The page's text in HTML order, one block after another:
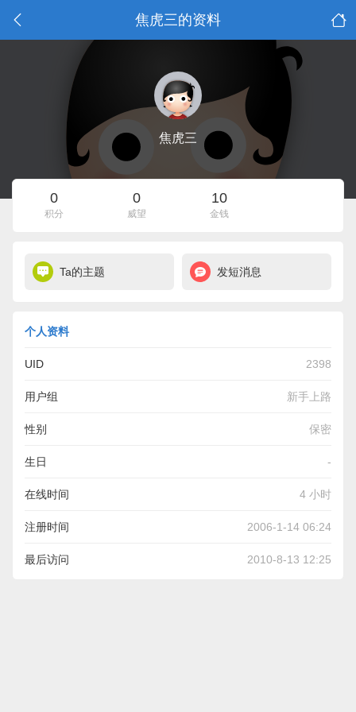
焦虎三的资料
焦虎三
0
积分
0
威望
10
金钱
Ta的主题 发短消息
个人资料
UID 2398
用户组 新手上路
性别 保密
生日 -
在线时间 4 小时
注册时间 2006-1-14 06:24
最后访问 2010-8-13 12:25